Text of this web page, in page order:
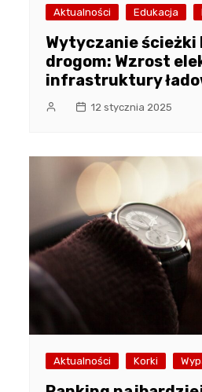
Aktualności Edukacja
Wytyczanie ścieżki
drogom: Wzrost
infrastruktury
12 stycznia 2025
Aktualności Korki